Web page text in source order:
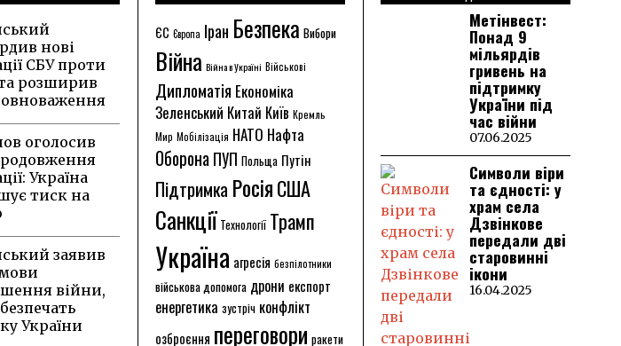
нові
СБУ проти
та розширив
оголосив
Україна
тиск на
заявив
війни,
України
ЄС Європа Іран Безпека Вибори
Війна Війна в Україні Військові
Дипломатія Економіка
Зеленський Китай Київ Кремль
Мир Мобілізація НАТО Нафта
ОборонаПУП Польща Путін
Підтримка РосіяСША
Санкції Технології Трамп
Україна агресія безпілотники
військова допомога дрони експорт
енергетика зустріч конфлікт
озброєння переговори ракети
Метінвест:
Понад 9
мільярдів
гривень на
підтримку
України під
час війни
07.06.2025
Символи віри
та єдності: у
храм села
Дзвінкове
передали дві
старовинні
ікони
16.04.2025